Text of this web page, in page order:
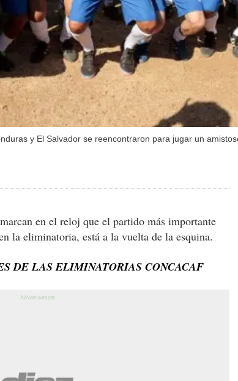
y El Salvador se reencontraron para jugar un
en el reloj que el partido más importante
la eliminatoria, está a la vuelta de la esquina.
DE LAS ELIMINATORIAS CONCACAF